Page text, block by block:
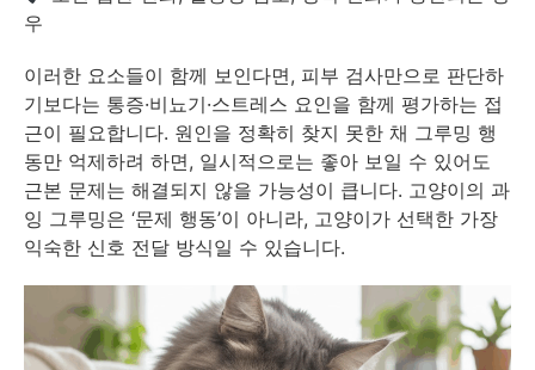
우
이러한 요소들이 함께 보인다면, 피부 검사만으로 판단하
기보다는 통증·비뇨기·스트레스 요인을 함께 평가하는 접
근이 필요합니다. 원인을 정확히 찾지 못한 채 그루밍 행
동만 억제하려 하면, 일시적으로는 좋아 보일 수 있어도
근본 문제는 해결되지 않을 가능성이 큽니다. 고양이의 과
잉 그루밍은 ‘문제 행동’이 아니라, 고양이가 선택한 가장
익숙한 신호 전달 방식일 수 있습니다.